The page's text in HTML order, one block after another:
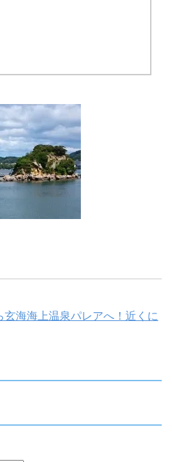
海海上温泉パレアへ！近くに